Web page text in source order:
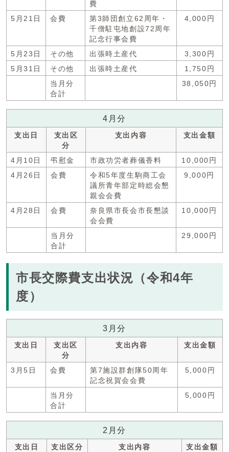
費
5月21日 会費
第3師団創立62周年・
千僧駐屯地創設72周年
記念行事会費
4,000円
5月23日 その他 出張時土産代
3,300円
5月31日
その他 出張時土産代
1,750円
当月分
合計
38,050円
4月分
支出日
支出区
分
支出内容 支出金額
4月10日 弔慰金 市政功労者葬儀香料
10,000円
4月26日
会費
令和5年度生駒商工会
議所青年部定時総会懇
親会会費
9,000円
4月28日 会費
奈良県市長会市長懇談
会会費
10,000円
当月分
合計
29,000円
市長交際費支出状況（令和4年
度）
3月分
支出日
支出区
分
支出内容 支出金額
3月5日 会費
第7施設群創隊50周年
記念祝賀会会費
5,000円
当月分
合計
5,000円
2月分
支出日 支出区分 支出内容 支出金額